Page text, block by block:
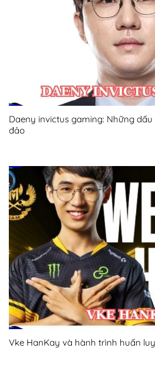
Daeny invictus gaming: Những
đảo
Vke HanKay và hành trình huấn